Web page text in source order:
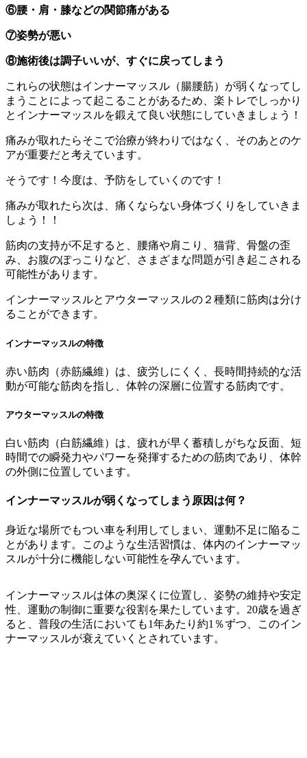
⑥腰・肩・膝などの関節痛がある
⑦姿勢が悪い
⑧施術後は調子いいが、すぐに戻ってしまう
これらの状態はインナーマッスル（腸腰筋）が弱くなってし
まうことによって起こることがあるため、楽トレでしっかり
とインナーマッスルを鍛えて良い状態にしていきましょう！
痛みが取れたらそこで治療が終わりではなく、そのあとのケ
アが重要だと考えています。
そうです！今度は、予防をしていくのです！
痛みが取れたら次は、痛くならない身体づくりをしていきま
しょう！！
筋肉の支持が不足すると、腰痛や肩こり、猫背、骨盤の歪
み、お腹のぽっこりなど、さまざまな問題が引き起こされる
可能性があります。
インナーマッスルとアウターマッスルの２種類に筋肉は分け
ることができます。
インナーマッスルの特徴
赤い筋肉（赤筋繊維）は、疲労しにくく、長時間持続的な活
動が可能な筋肉を指し、体幹の深層に位置する筋肉です。
アウターマッスルの特徴
白い筋肉（白筋繊維）は、疲れが早く蓄積しがちな反面、短
時間での瞬発力やパワーを発揮するための筋肉であり、体幹
の外側に位置しています。
インナーマッスルが弱くなってしまう原因は何？
身近な場所でもつい車を利用してしまい、運動不足に陥るこ
とがあります。このような生活習慣は、体内のインナーマッ
スルが十分に機能しない可能性を孕んでいます。
インナーマッスルは体の奥深くに位置し、姿勢の維持や安定
性、運動の制御に重要な役割を果たしています。20歳を過ぎ
ると、普段の生活においても1年あたり約1％ずつ、このイン
ナーマッスルが衰えていくとされています。